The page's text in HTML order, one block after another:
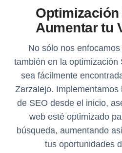
Optimización
Aumentar tu
No sólo nos
también en la optimización
sea fácilmente
Zarzalejo.
de SEO desde el inicio,
web esté optimizado
búsqueda, aumentando
tus oportunidades